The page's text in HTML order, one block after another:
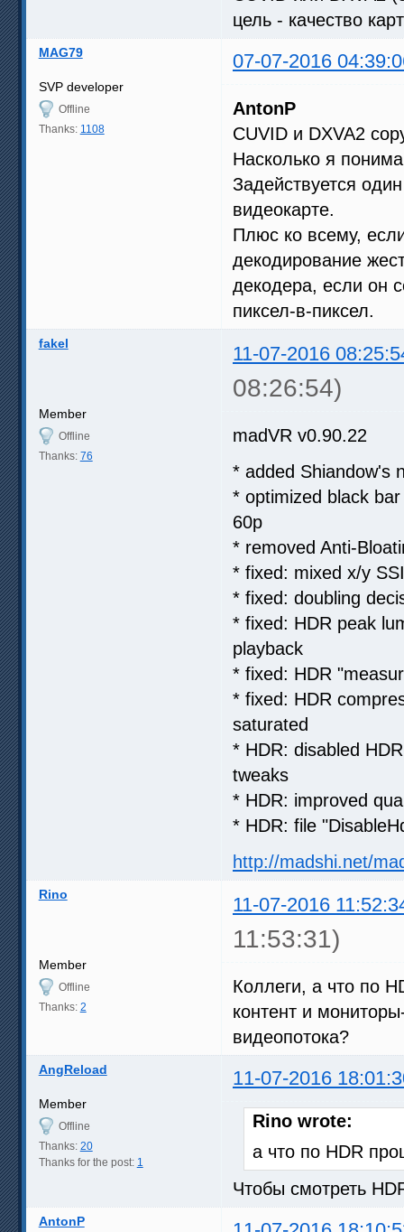
цель - качество
MAG79 07-07-2016
SVP developer
Offline
Thanks: 1108
AntonP
CUVID и DXVA2
Насколько я
Задействуется
видеокарте.
Плюс ко всему,
декодирование
декодера, если он
пиксел-в-пиксел.
fakel 11-07-2016
08:26:54)
Member
Offline
Thanks: 76
madVR v0.90.22
* added Shiandow's
* optimized black
60p
* removed Anti-
* fixed: mixed x/y
* fixed: doubling
* fixed: HDR peak
playback
* fixed: HDR
* fixed: HDR
saturated
* HDR: disabled
tweaks
* HDR: improved
* HDR: file
http://madshi.net/
Rino 11-07-2016
11:53:31)
Member
Offline
Thanks: 2
Коллеги, а что по
контент и
видеопотока?
AngReload 11-07-2016
Member
Offline
Thanks: 20
Thanks for the post: 1
Rino wrote:
а что по HDR
Чтобы смотреть
AntonP